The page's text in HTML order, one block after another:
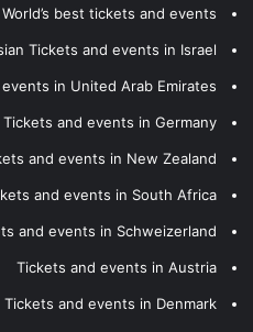
World’s best tickets and events
Tickets and events in Israel
in United Arab Emirates
Tickets and events in Germany
and events in New Zealand
and events in South Africa
and events in Schweizerland
Tickets and events in Austria
Tickets and events in Denmark